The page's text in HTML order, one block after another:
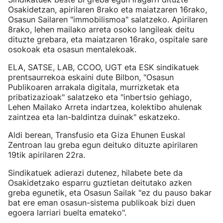
Osakidetzan, apirilaren 8rako eta maiatzaren 16rako,
Osasun Sailaren "immobilismoa" salatzeko. Apirilaren
8rako, lehen mailako arreta osoko langileak deitu
dituzte grebara, eta maiatzaren 16rako, ospitale sare
osokoak eta osasun mentalekoak.
ELA, SATSE, LAB, CCOO, UGT eta ESK sindikatuek
prentsaurrekoa eskaini dute Bilbon, "Osasun
Publikoaren arrakala digitala, murrizketak eta
pribatizazioak" salatzeko eta "inbertsio gehiago,
Lehen Mailako Arreta indartzea, kolektibo ahulenak
zaintzea eta lan-baldintza duinak" eskatzeko.
Aldi berean, Transfusio eta Giza Ehunen Euskal
Zentroan lau greba egun deituko dituzte apirilaren
19tik apirilaren 22ra.
Sindikatuek adierazi dutenez, hilabete bete da
Osakidetzako esparru guztietan deitutako azken
greba egunetik, eta Osasun Sailak "ez du pauso bakar
bat ere eman osasun-sistema publikoak bizi duen
egoera larriari buelta emateko".